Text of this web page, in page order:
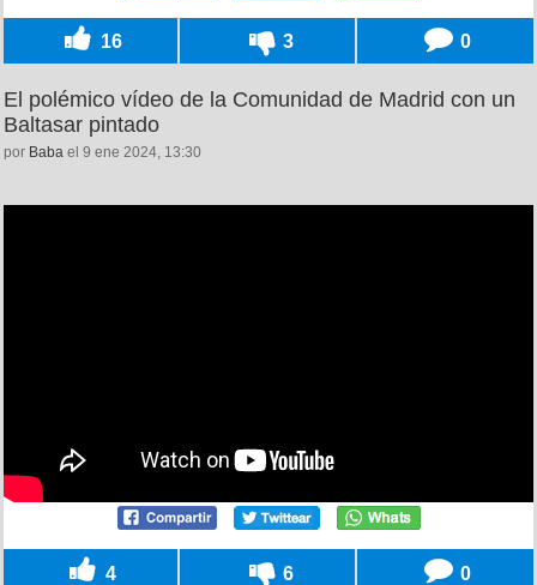
16 3 0
El polémico vídeo de la Comunidad de Madrid con un
Baltasar pintado
por Baba el 9 ene 2024, 13:30
4 6 0